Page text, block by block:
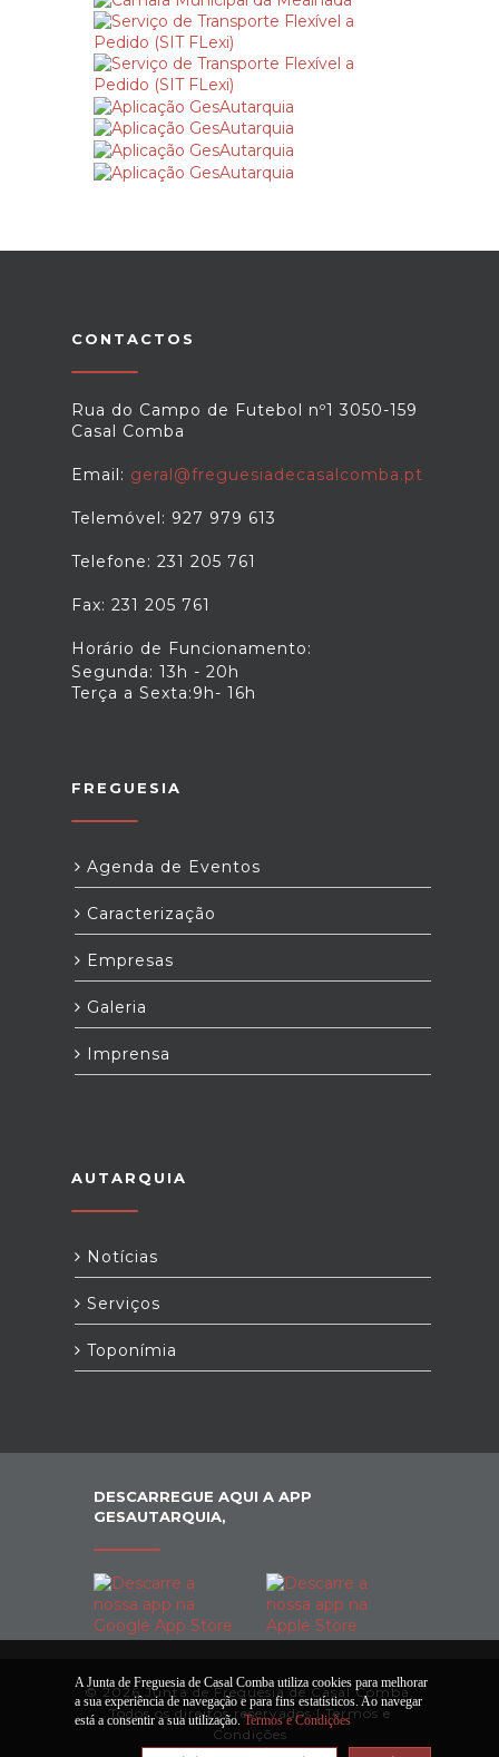
CONTACTOS
Rua do Campo de Futebol nº1 3050-159
Casal Comba
Email: geral@freguesiadecasalcomba.pt
Telemóvel: 927 979 613
Telefone: 231 205 761
Fax: 231 205 761
Horário de Funcionamento:
Segunda: 13h - 20h
Terça a Sexta:9h- 16h
FREGUESIA
Agenda de Eventos
Caracterização
Empresas
Galeria
Imprensa
AUTARQUIA
Notícias
Serviços
Toponímia
DESCARREGUE AQUI A APP
GESAUTARQUIA,
© 2026 Junta de Freguesia de Casal Comba.
Todos os direitos reservados |Termos e
Condições
A Junta de Freguesia de Casal Comba utiliza cookies para melhorar
a sua experiência de navegação e para fins estatísticos. Ao navegar
está a consentir a sua utilização.Termos e Condições